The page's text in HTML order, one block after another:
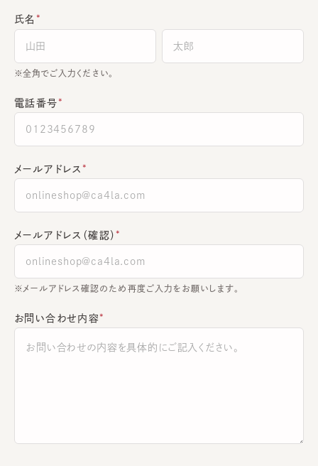
氏名
全角でご入力ください。
電話番号
メールアドレス
メールアドレス（確認）
※メールアドレス確認のため再度ご入力をお願いします。
お問い合わせ内容